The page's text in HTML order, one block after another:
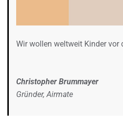
Wir wollen weltweit Kinder vor
Christopher Brummayer
Gründer, Airmate